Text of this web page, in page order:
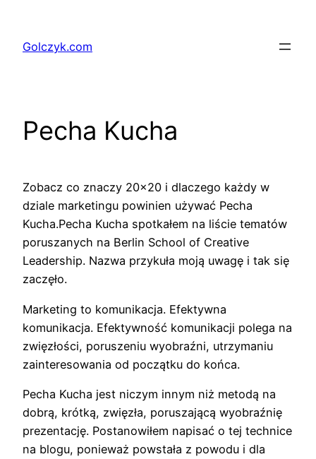
treściGolczyk.com
Pecha Kucha
Zobacz co znaczy 20×20 i dlaczego każdy w
dziale marketingu powinien używać Pecha
Kucha.Pecha Kucha spotkałem na liście tematów
poruszanych na Berlin School of Creative
Leadership. Nazwa przykuła moją uwagę i tak się
zaczęło.
Marketing to komunikacja. Efektywna
komunikacja. Efektywność komunikacji polega na
zwięzłości, poruszeniu wyobraźni, utrzymaniu
zainteresowania od początku do końca.
Pecha Kucha jest niczym innym niż metodą na
dobrą, krótką, zwięzła, poruszającą wyobraźnię
prezentację. Postanowiłem napisać o tej technice
na blogu, ponieważ powstała z powodu i dla